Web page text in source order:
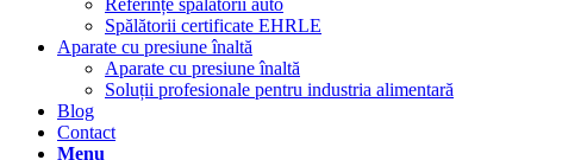
Referințe spălătorii auto
Spălătorii certificate EHRLE
Aparate cu presiune înaltă
Aparate cu presiune înaltă
Soluții profesionale pentru industria alimentară
Blog
Contact
Menu